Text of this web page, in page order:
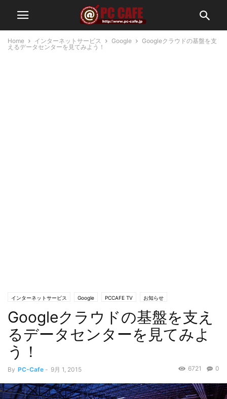
Home インターネットサービス Google
Googleクラウドの基盤を支
えるデータセンターを見てみよう！
インターネットサービス Google PCCAFE TV お知らせ
Googleクラウドの基盤を支え
るデータセンターを見てみよ
う！
By PC-Cafe - 9月 1, 2015 0
6721